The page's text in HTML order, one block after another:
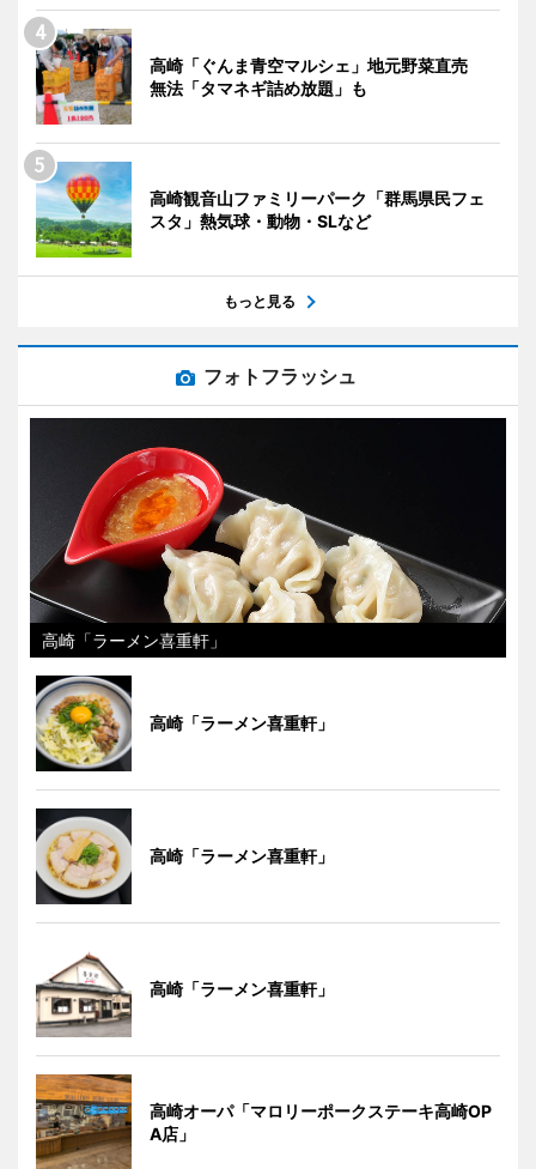
高崎「ぐんま青空マルシェ」地元野菜直売
無法「タマネギ詰め放題」も
高崎観音山ファミリーパーク「群馬県民フェ
スタ」熱気球・動物・SLなど
もっと見る
フォトフラッシュ
高崎「ラーメン喜重軒」
高崎「ラーメン喜重軒」
高崎「ラーメン喜重軒」
高崎「ラーメン喜重軒」
高崎オーパ「マロリーポークステーキ高崎OP
A店」